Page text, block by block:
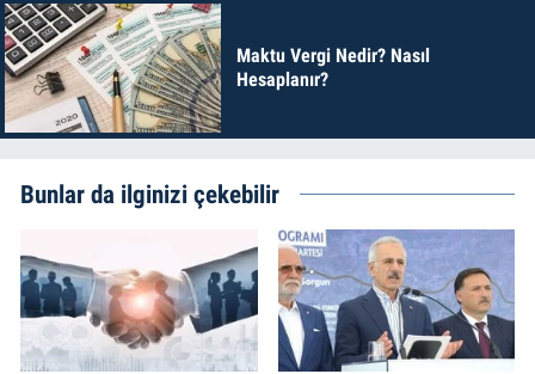
Maktu Vergi Nedir? Nasıl
Hesaplanır?
Bunlar da ilginizi çekebilir